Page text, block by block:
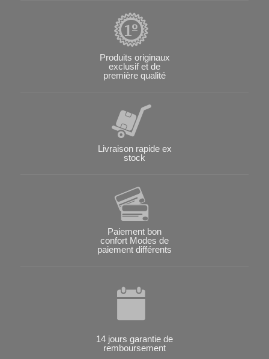
Produits originaux
exclusif et de
première qualité
Livraison rapide ex
stock
Paiement bon
confort Modes de
paiement différents
14 jours garantie de
remboursement